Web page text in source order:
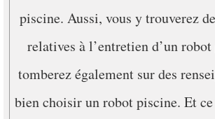
piscine. Aussi, vous y trouverez
relatives à l’entretien d’un
tomberez également sur des
bien choisir un robot piscine. Et ce